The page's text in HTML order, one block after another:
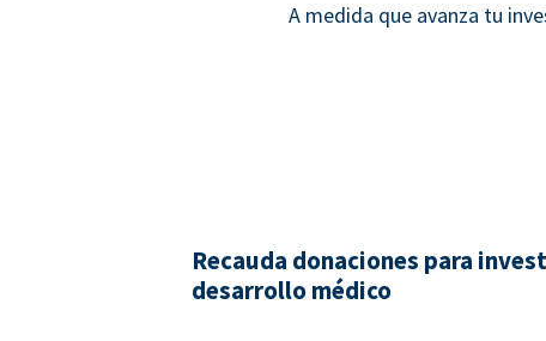
A medida que avanza tu
Recauda donaciones para
desarrollo médico